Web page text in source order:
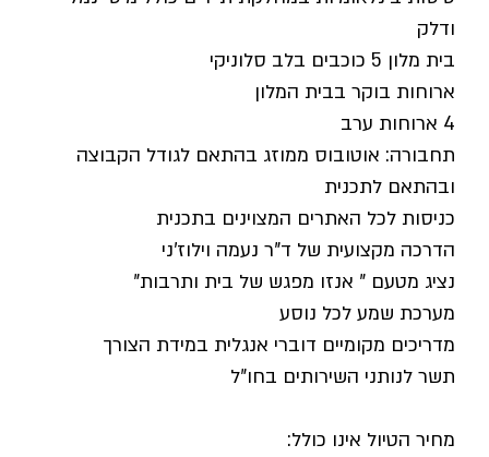
ודלק
בית מלון 5 כוכבים בלב סלוניקי
ארוחות בוקר בבית המלון
4 ארוחות ערב
תחבורה: אוטובוס ממוזג בהתאם לגודל הקבוצה
ובהתאם לתכנית
כניסות לכל האתרים המצוינים בתכנית
הדרכה מקצועית של ד"ר נעמה וילוז'ני
נציג מטעם " אנזו מפגש של בית ותרבות"
מערכת שמע לכל נוסע
מדריכים מקומיים דוברי אנגלית במידת הצורך
תשר לנותני השירותים בחו"ל
מחיר הטיול אינו כולל: